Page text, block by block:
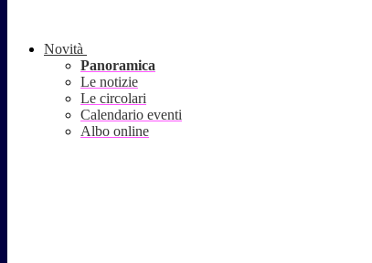
Novità
Panoramica
Le notizie
Le circolari
Calendario eventi
Albo online